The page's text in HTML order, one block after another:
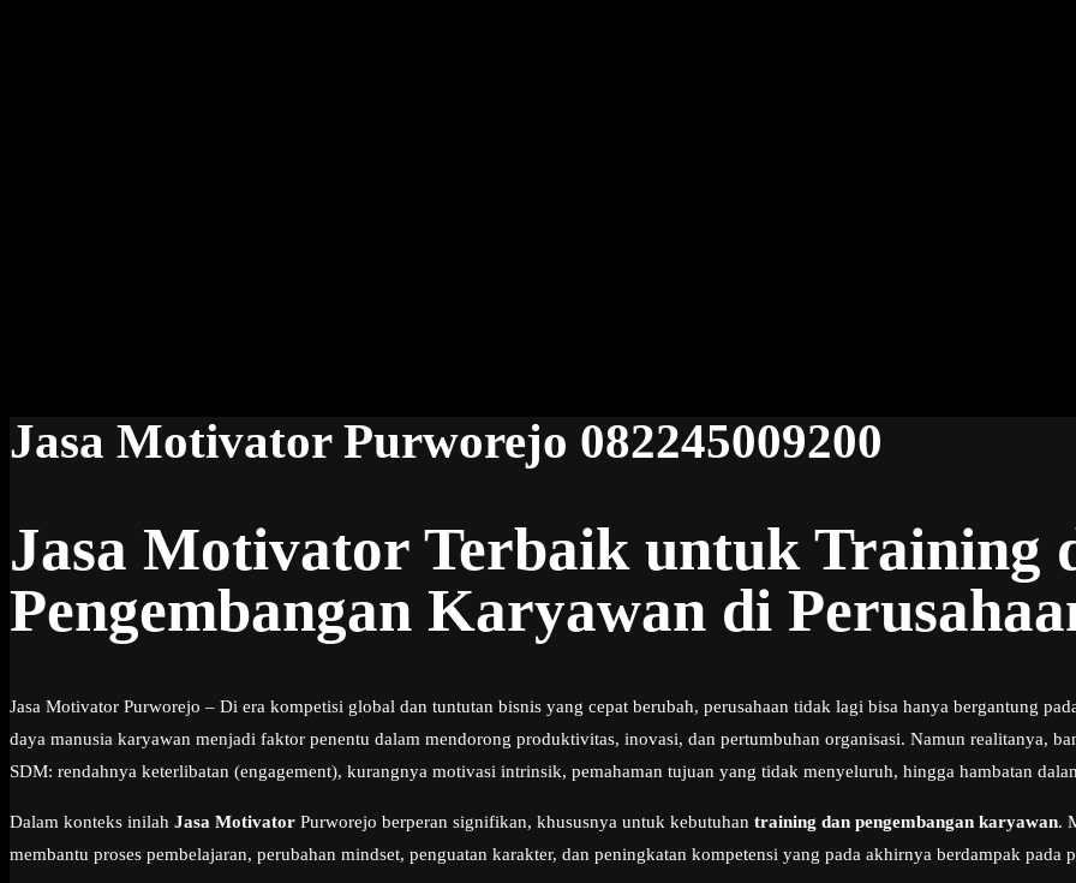
Jasa Motivator Purworejo 082245009200
Jasa Motivator Terbaik untuk Training
Pengembangan Karyawan di
Jasa Motivator Purworejo – Di era kompetisi global dan tuntutan bisnis yang cepat berubah, perusahaan tidak lagi bisa hanya bergantung
daya manusia karyawan menjadi faktor penentu dalam mendorong produktivitas, inovasi, dan pertumbuhan organisasi. Namun realitanya,
SDM: rendahnya keterlibatan (engagement), kurangnya motivasi intrinsik, pemahaman tujuan yang tidak menyeluruh, hingga hambatan
Dalam konteks inilah Jasa Motivator Purworejo berperan signifikan, khususnya untuk kebutuhan training dan pengembangan karyawan.
membantu proses pembelajaran, perubahan mindset, penguatan karakter, dan peningkatan kompetensi yang pada akhirnya berdampak